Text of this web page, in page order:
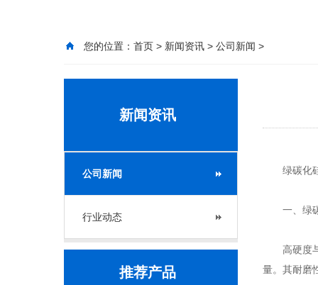
您的位置： 首页 > 新闻资讯 > 公司新闻 >
新闻资讯
公司新闻
行业动态
推荐产品
绿碳化硅
一、绿碳
高硬度与
量。其耐磨